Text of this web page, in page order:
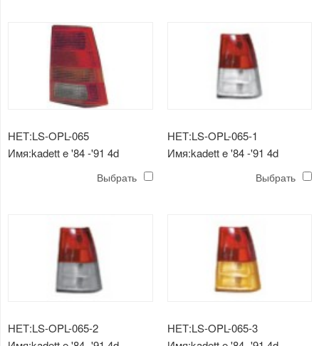
НЕТ:LS-OPL-065
Имя:kadett e '84 -'91 4d
Выбрать
НЕТ:LS-OPL-065-1
Имя:kadett e '84 -'91 4d
Выбрать
НЕТ:LS-OPL-065-2
НЕТ:LS-OPL-065-3